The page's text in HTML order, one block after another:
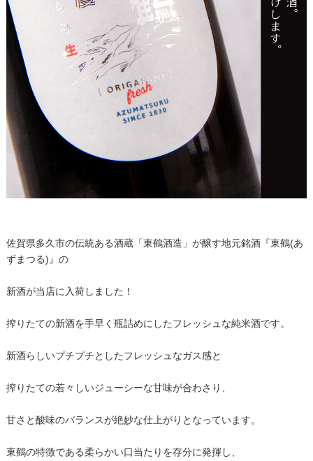
佐賀県多久市の伝統ある酒蔵「東鶴酒造」が醸す地元銘酒『東鶴(あ
ずまつる)』の
新酒が当店に入荷しました！
搾りたての新酒を手早く瓶詰めにしたフレッシュな純米酒です。
新酒らしいプチプチとしたフレッシュなガス感と
搾りたての若々しいジューシーな甘味が合わさり、
甘さと酸味のバランスが絶妙な仕上がりとなっています。
東鶴の特徴である柔らかい口当たりを存分に発揮し、